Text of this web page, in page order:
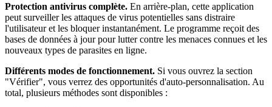
Protection antivirus complète. En arrière-plan, cette application
peut surveiller les attaques de virus potentielles sans distraire
l'utilisateur et les bloquer instantanément. Le programme reçoit des
bases de données à jour pour lutter contre les menaces connues et les
nouveaux types de parasites en ligne.
Différents modes de fonctionnement. Si vous ouvrez la section
"Vérifier", vous verrez des opportunités d'auto-personnalisation. Au
total, plusieurs méthodes sont disponibles :